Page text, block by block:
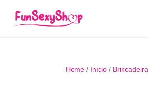
Home / Início /